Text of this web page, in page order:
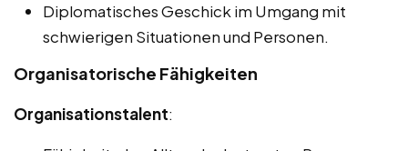
Diplomatisches Geschick im Umgang mit
schwierigen Situationen und Personen.
Organisatorische Fähigkeiten
Organisationstalent: